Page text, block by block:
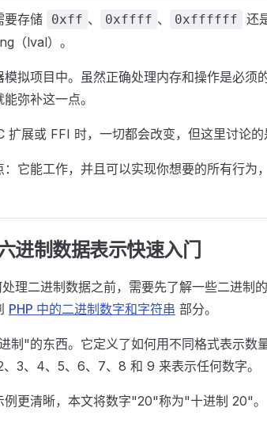
要存储 0xff 、 0xffff 、 0xffffff
还
（lval）。
拟项目中。虽然正确处理内存和操作是必须
弥补这一点。
扩展或 FFI 时，一切都会改变，但这里讨论的
它能工作，并且可以实现你想要的所有行为
进制数据表示快速入门
理二进制数据之前，需要先了解一些二进制
PHP 中的二进制数字和字符串 部分。
制"的东西。它定义了如何用不同格式表示数
3、4、5、6、7、8 和 9 来表示任何数字。
例更清晰，本文将数字"20"称为"十进制 20"。